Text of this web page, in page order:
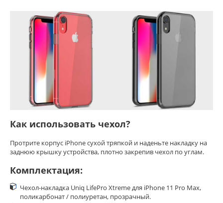
Как использовать чехол?
Протрите корпус iPhone сухой тряпкой и наденьте накладку на
заднюю крышку устройства, плотно закрепив чехол по углам.
Комплектация:
Чехол-накладка Uniq LifePro Xtreme для iPhone 11 Pro Max,
поликарбонат / полиуретан, прозрачный.